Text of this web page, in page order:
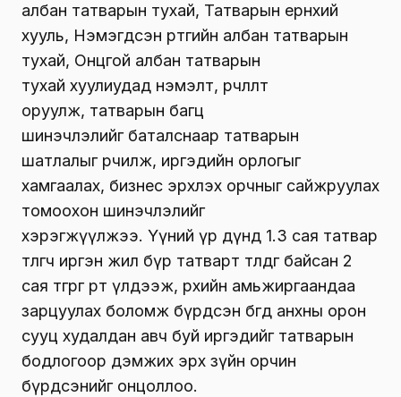
албан татварын тухай, Татварын ерөнхий
хууль, Нэмэгдсэн өртгийн албан татварын
тухай, Онцгой албан татварын
тухай хуулиудад нэмэлт, өөрчлөлт
оруулж, татварын багц
шинэчлэлийг баталснаар татварын
шатлалыг өөрчилж, иргэдийн орлогыг
хамгаалах, бизнес эрхлэх орчныг сайжруулах
томоохон шинэчлэлийг
хэрэгжүүлжээ. Үүний үр дүнд 1.3 сая татвар
төлөгч иргэн жил бүр татварт төлдөг байсан 2
сая төгрөгөө өөртөө үлдээж, өрхийн амьжиргаандаа
зарцуулах боломж бүрдсэн бөгөөд анхны орон
сууц худалдан авч буй иргэдийг татварын
бодлогоор дэмжих эрх зүйн орчин
бүрдсэнийг онцоллоо.